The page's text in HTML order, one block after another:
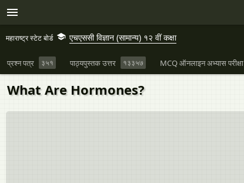
महाराष्ट्र स्टेट बोर्ड एचएससी विज्ञान (सामान्य) १२ वीं कक्षा
प्रश्न पत्र ३५१ पाठ्यपुस्तक उत्तर १३३५७ MCQ ऑनलाइन अभ्यास परीक्षा
What Are Hormones?